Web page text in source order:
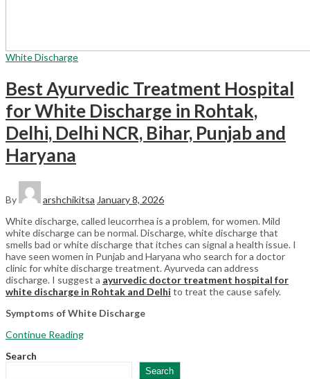
White Discharge
Best Ayurvedic Treatment Hospital
for White Discharge in Rohtak,
Delhi, Delhi NCR, Bihar, Punjab and
Haryana
By arshchikitsa January 8, 2026
White discharge, called leucorrhea is a problem, for women. Mild
white discharge can be normal. Discharge, white discharge that
smells bad or white discharge that itches can signal a health issue. I
have seen women in Punjab and Haryana who search for a doctor
clinic for white discharge treatment. Ayurveda can address
discharge. I suggest a ayurvedic doctor treatment hospital for
white discharge in Rohtak and Delhi to treat the cause safely.
Symptoms of White Discharge
Continue Reading
Search
Search